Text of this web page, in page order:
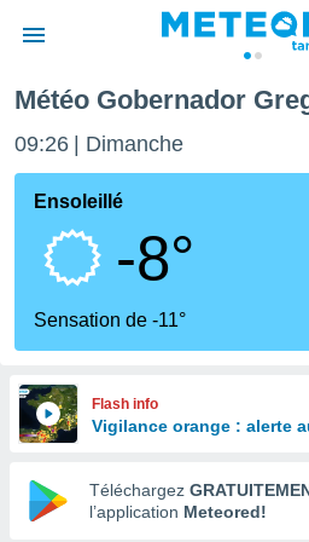
de
Météo Gobernador
09:26 Dimanche
Ensoleillé
-8°
Sensation de -11°
Flash info
Vigilance orange : alerte
Téléchargez
l’application Meteored!